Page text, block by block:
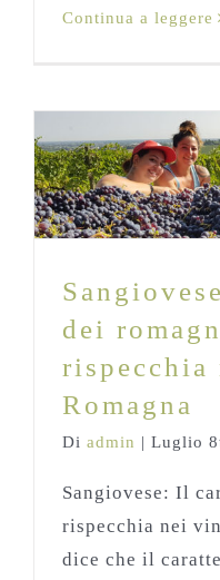
Continua a leggere
Sangiovese: Il
si rispecchia
dei
Romagna
Di admin | Luglio
Sangiovese: Il
rispecchia nei
dice che il